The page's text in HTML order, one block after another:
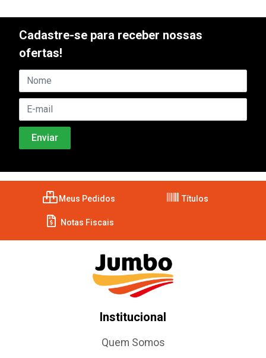
Cadastre-se para receber nossas
ofertas!
Meus Pedidos Títulos
Notas Fiscais
Institucional
Quem Somos